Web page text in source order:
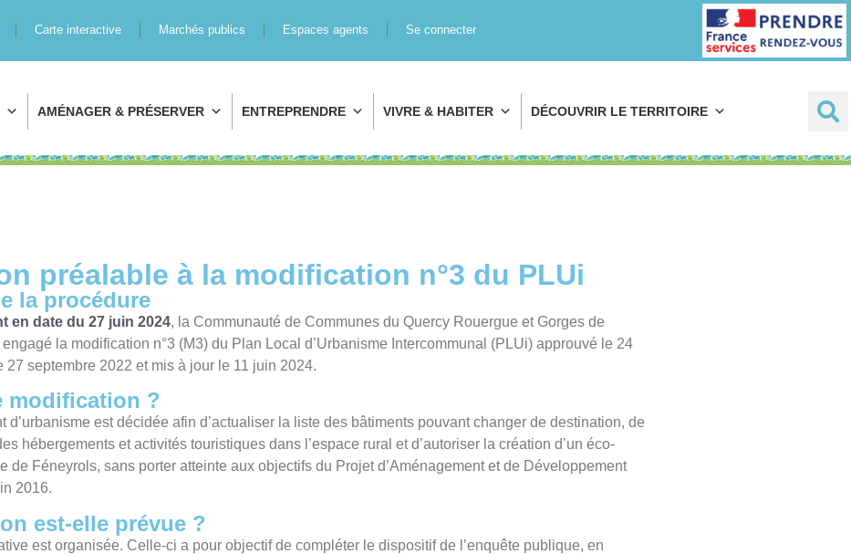
Carte interactive Marchés publics Espaces agents Se connecter
Prendre rendez-
vous
AMÉNAGER & PRÉSERVER ENTREPRENDRE VIVRE & HABITER DÉCOUVRIR LE TERRITOIRE
préalable à la modification n°3 du PLUi
la procédure​
en date du 27 juin 2024, la Communauté de Communes du Quercy Rouergue et Gorges de
engagé la modification n°3 (M3) du Plan Local d’Urbanisme Intercommunal (PLUi) approuvé le 24
27 septembre 2022 et mis à jour le 11 juin 2024.
modification ?
d’urbanisme est décidée afin d’actualiser la liste des bâtiments pouvant changer de destination, de
hébergements et activités touristiques dans l’espace rural et d’autoriser la création d’un éco-
de Féneyrols, sans porter atteinte aux objectifs du Projet d’Aménagement et de Développement
2016.
est-elle prévue ?
est organisée. Celle-ci a pour objectif de compléter le dispositif de l’enquête publique, en